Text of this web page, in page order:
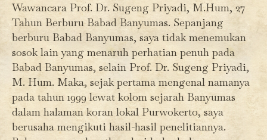
Wawancara Prof. Dr. Sugeng Priyadi, M.Hum, 27
Tahun Berburu Babad Banyumas. Sepanjang
berburu Babad Banyumas, saya tidak menemukan
sosok lain yang menaruh perhatian penuh pada
Babad Banyumas, selain Prof. Dr. Sugeng Priyadi,
M. Hum. Maka, sejak pertama mengenal namanya
pada tahun 1999 lewat kolom sejarah Banyumas
dalam halaman koran lokal Purwokerto, saya
berusaha mengikuti hasil-hasil penelitiannya.